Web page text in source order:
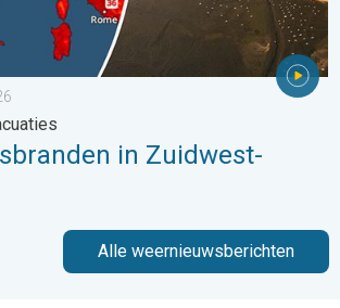
in Zuidwest-
Alle weernieuwsberichten